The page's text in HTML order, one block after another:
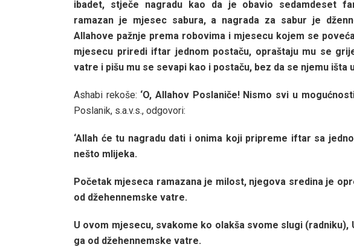
ibadet, stječe nagradu kao da je obavio sedamdeset
ramazan je mjesec sabura, a nagrada za sabur je
Allahove pažnje prema robovima i mjesecu kojem se
mjesecu priredi iftar jednom postaču, opraštaju mu se
vatre i pišu mu se sevapi kao i postaču, bez da se njemu išta
Ashabi rekoše: ‘O, Allahov Poslaniče! Nismo svi u
Poslanik, s.a.v.s., odgovori:
‘Allah će tu nagradu dati i onima koji pripreme iftar sa
nešto mlijeka.
Početak mjeseca ramazana je milost, njegova sredina je
od džehennemske vatre.
U ovom mjesecu, svakome ko olakša svome slugi (radniku),
ga od džehennemske vatre.